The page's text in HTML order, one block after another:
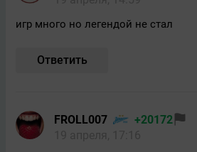
игр много но легендой не стал
Ответить
FROLL007
+20172